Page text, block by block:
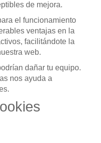
de mejora.
el funcionamiento
ventajas en la
facilitándote la
web.
dañar tu equipo.
nos ayuda a